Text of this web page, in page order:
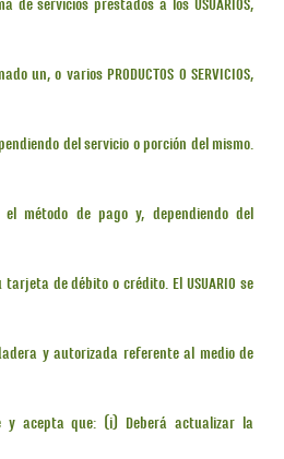
de servicios prestados a los USUARIOS,
un, o varios PRODUCTOS O SERVICIOS,
del servicio o porción del mismo.
el método de pago y, dependiendo del
de débito o crédito. El USUARIO se
y autorizada referente al medio de
y acepta que: (i) Deberá actualizar la